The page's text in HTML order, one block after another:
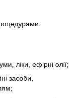
ліки, ефірні олії;
засоби,